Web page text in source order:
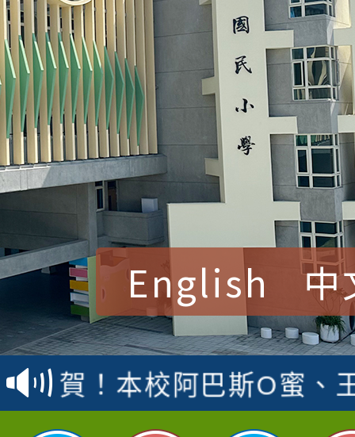
English 中
賀！本校參加桃園市中
賽 洪綺君教師榮獲社
名
賀！本校阿巴斯O蜜、
倩參加桃園市科展 國
賀！本校四年二班張O